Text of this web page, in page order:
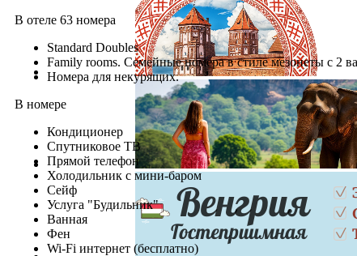
В отеле 63 номера
Standard Doubles
Family rooms. Семейные номера в стиле мезонеты с 2
Номера для некурящих.
В номере
Кондиционер
Спутниковое ТВ
Прямой телефон
Холодильник с мини-баром
Сейф
Услуга "Будильник"
Ванная
Фен
Wi-Fi интернет (бесплатно)